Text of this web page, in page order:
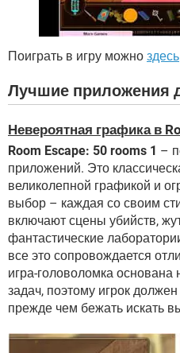
Поиграть в игру можно здесь
Лучшие приложения
Невероятная графика в
Room Escape: 50 rooms 1 –
приложений. Это
великолепной графикой и
выбор – каждая со своим
включают сцены убийств,
фантастические
все это сопровождается
игра-головоломка
задач, поэтому игрок
прежде чем бежать искать